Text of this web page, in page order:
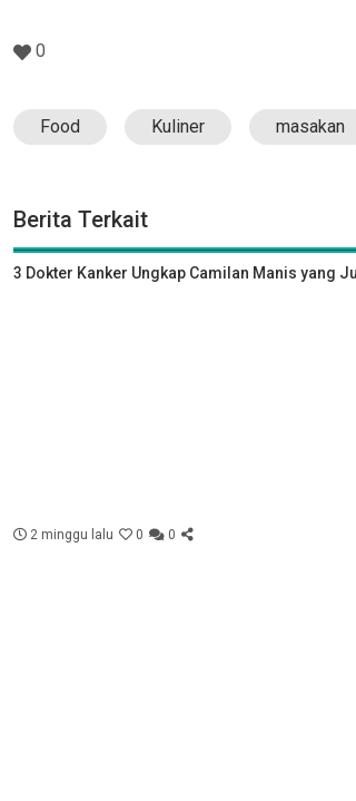
0
Food Kuliner masakan
Berita Terkait
3 Dokter Kanker Ungkap Camilan Manis yang
2 minggu lalu 0 0